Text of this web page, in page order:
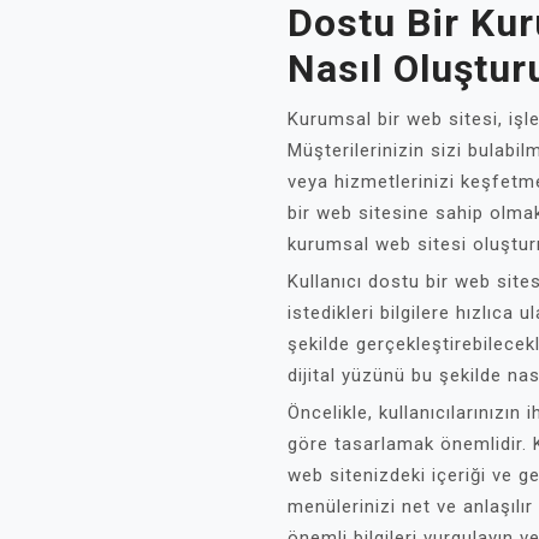
Dostu Bir
Nasıl
Kurumsal bir web sitesi,
Müşterilerinizin sizi
veya hizmetlerinizi
bir web sitesine sahip
kurumsal web sitesi
Kullanıcı dostu bir web
istedikleri bilgilere hızlıca
şekilde
dijital yüzünü bu şekilde
Öncelikle,
göre tasarlamak önemlidir.
web sitenizdeki içeriği ve
menülerinizi net ve